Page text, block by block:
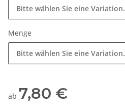
Bitte wählen Sie eine Variation.
Menge
Bitte wählen Sie eine Variation.
ab 7,80 €